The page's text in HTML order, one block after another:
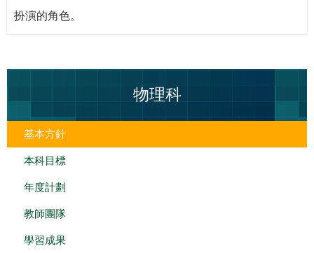
扮演的角色。
物理科
基本方針
本科目標
年度計劃
教師團隊
學習成果